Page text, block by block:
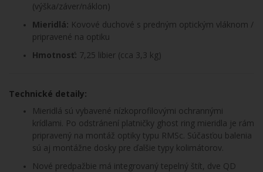
(výška/záver/náklon)
Mieridlá: Kovové duchové s predným optickým vláknom /
pripravené na optiku
Hmotnosť: 7,25 libier (cca 3,3 kg)
Technické detaily:
Mieridlá sú vybavené nízkoprofilovými ochrannými
krídlami. Po odstránení platničky ghost ring mieridla je rám
pripravený na montáž optiky typu RMSc. Súčasťou balenia
sú aj montážne dosky pre ďalšie typy kolimátorov.
Nové predpažbie má integrovaný tepelný štít, dve QD